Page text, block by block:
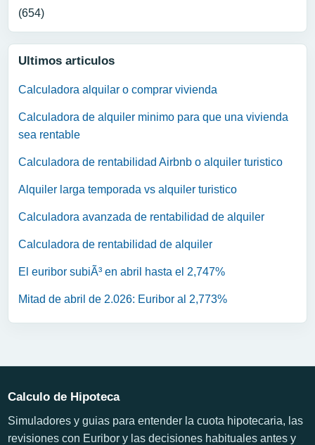
(654)
Ultimos articulos
Calculadora alquilar o comprar vivienda
Calculadora de alquiler minimo para que una vivienda
sea rentable
Calculadora de rentabilidad Airbnb o alquiler turistico
Alquiler larga temporada vs alquiler turistico
Calculadora avanzada de rentabilidad de alquiler
Calculadora de rentabilidad de alquiler
El euribor subiÃ³ en abril hasta el 2,747%
Mitad de abril de 2.026: Euribor al 2,773%
Calculo de Hipoteca
Simuladores y guias para entender la cuota hipotecaria, las
revisiones con Euribor y las decisiones habituales antes y